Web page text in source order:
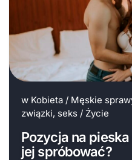
w Kobieta / Męskie
związki, seks / Życie
Pozycja na
jej spróbować?